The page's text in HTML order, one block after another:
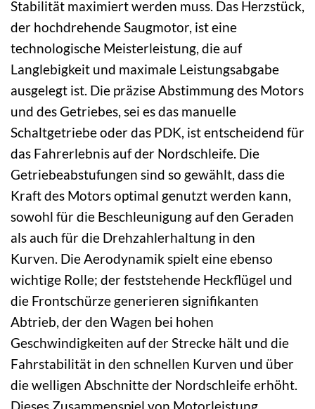
Stabilität maximiert werden muss. Das Herzstück,
der hochdrehende Saugmotor, ist eine
technologische Meisterleistung, die auf
Langlebigkeit und maximale Leistungsabgabe
ausgelegt ist. Die präzise Abstimmung des Motors
und des Getriebes, sei es das manuelle
Schaltgetriebe oder das PDK, ist entscheidend für
das Fahrerlebnis auf der Nordschleife. Die
Getriebeabstufungen sind so gewählt, dass die
Kraft des Motors optimal genutzt werden kann,
sowohl für die Beschleunigung auf den Geraden
als auch für die Drehzahlerhaltung in den
Kurven. Die Aerodynamik spielt eine ebenso
wichtige Rolle; der feststehende Heckflügel und
die Frontschürze generieren signifikanten
Abtrieb, der den Wagen bei hohen
Geschwindigkeiten auf der Strecke hält und die
Fahrstabilität in den schnellen Kurven und über
die welligen Abschnitte der Nordschleife erhöht.
Dieses Zusammenspiel von Motorleistung,